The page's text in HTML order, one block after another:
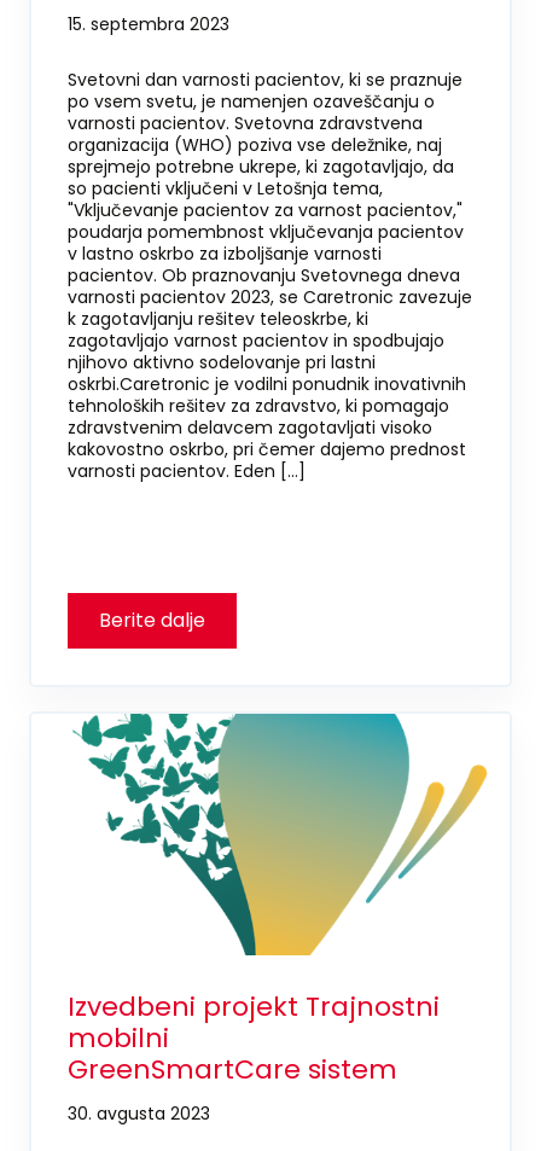
15. septembra 2023
Svetovni dan varnosti pacientov, ki se praznuje
po vsem svetu, je namenjen ozaveščanju o
varnosti pacientov. Svetovna zdravstvena
organizacija (WHO) poziva vse deležnike, naj
sprejmejo potrebne ukrepe, ki zagotavljajo, da
so pacienti vključeni v Letošnja tema,
"Vključevanje pacientov za varnost pacientov,"
poudarja pomembnost vključevanja pacientov
v lastno oskrbo za izboljšanje varnosti
pacientov. Ob praznovanju Svetovnega dneva
varnosti pacientov 2023, se Caretronic zavezuje
k zagotavljanju rešitev teleoskrbe, ki
zagotavljajo varnost pacientov in spodbujajo
njihovo aktivno sodelovanje pri lastni
oskrbi.Caretronic je vodilni ponudnik inovativnih
tehnoloških rešitev za zdravstvo, ki pomagajo
zdravstvenim delavcem zagotavljati visoko
kakovostno oskrbo, pri čemer dajemo prednost
varnosti pacientov. Eden […]
Izvedbeni projekt Trajnostni
mobilni
GreenSmartCare sistem
30. avgusta 2023